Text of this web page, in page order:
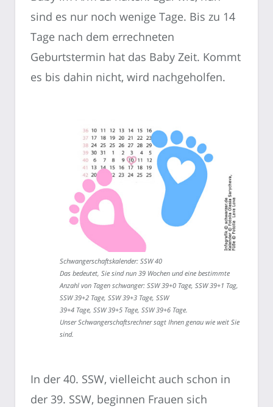
sind es nur noch wenige Tage. Bis zu 14
Tage nach dem errechneten
Geburtstermin hat das Baby Zeit. Kommt
es bis dahin nicht, wird nachgeholfen.
Schwangerschaftskalender: SSW 40
Das bedeutet, Sie sind nun 39 Wochen und eine bestimmte
Anzahl von Tagen schwanger: SSW 39+0 Tage, SSW 39+1 Tag,
SSW 39+2 Tage, SSW 39+3 Tage, SSW
39+4 Tage, SSW 39+5 Tage, SSW 39+6 Tage.
Unser Schwangerschaftsrechner sagt Ihnen genau wie weit Sie
sind.
In der 40. SSW, vielleicht auch schon in
der 39. SSW, beginnen Frauen sich